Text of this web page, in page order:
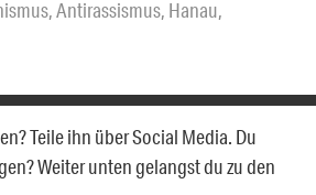
,Antirassismus, Hanau,
Teile ihn über Social Media. Du
Weiter unten gelangst du zu den